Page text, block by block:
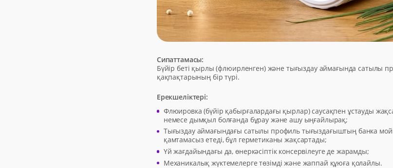
Сипаттамасы:
Бүйір беті қырлы (флюирленген) және тығыздау аймағында сатылы
қақпақтарының бір түрі.
Ерекшеліктері:
Флюировка (бүйір қабырғалардағы қырлар) саусақпен ұстауды
немесе дымқыл болғанда бұрау және ашу ыңғайлырақ;
Тығыздау аймағындағы сатылы профиль тығыздағыштың банка
қамтамасыз етеді, бұл герметиканы жақсартады;
Үй жағдайындағы да, өнеркәсіптік консервілеуге де жарамды;
Механикалық жүктемелерге төзімді және жаппай құюға қолайлы.